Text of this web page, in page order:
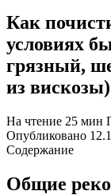
Как
условиях
грязный,
из вискозы)
На чтение 25 мин
Опубликовано
Содержание
Общие